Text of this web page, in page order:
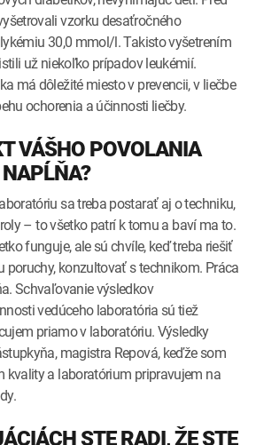
vzorku desaťročného
30,0 mmol/l. Takisto vyšetrením
už niekoľko prípadov leukémií.
má dôležité miesto v prevencii, v liečbe
ochorenia a účinnosti liečby.
VÁŠHO POVOLANIA
sa treba postarať aj o techniku,
– to všetko patrí k tomu a baví ma to.
funguje, ale sú chvíle, keď treba riešiť
poruchy, konzultovať s technikom. Práca
Schvaľovanie výsledkov
vedúceho laboratória sú tiež
priamo v laboratóriu. Výsledky
magistra Repová, keďže som
kvality a laboratórium pripravujem na
STE RADI, ŽE STE